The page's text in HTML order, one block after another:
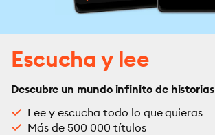
Escucha y lee
Descubre un mundo infinito de historias
Lee y escucha todo lo que quieras
Más de 500 000 títulos